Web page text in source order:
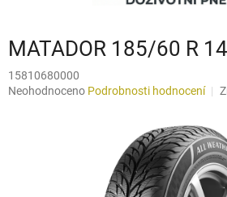
MATADOR 185/60 R
15810680000
Průměrné
Neohodnoceno Podrobnosti hodnocení